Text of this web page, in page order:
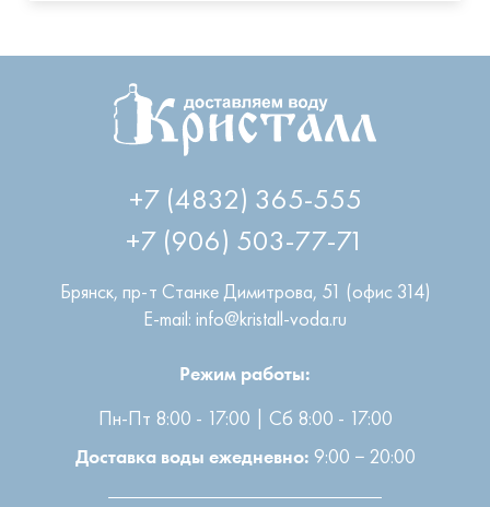
+7 (4832) 365-555
+7 (906) 503-77-71
Брянск
пр-т Станке Димитрова, 51 (офис 314)
E-mail: info@kristall-voda.ru
Режим работы:
Пн-Пт 8:00 - 17:00 | Сб 8:00 - 17:00
Доставка воды ежедневно: 9:00 − 20:00